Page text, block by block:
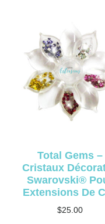
Total Gems –
Cristaux
Swarovski®
Extensions De
$25.00